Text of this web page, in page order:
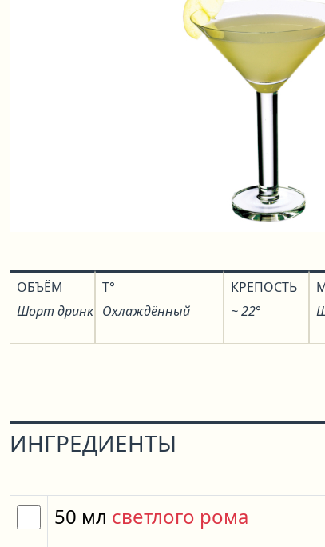
ОБЪЁМ
Шорт дринк
T°
Охлаждённый
КРЕПОСТЬ
~ 22°
ИНГРЕДИЕНТЫ
50 мл светлого рома